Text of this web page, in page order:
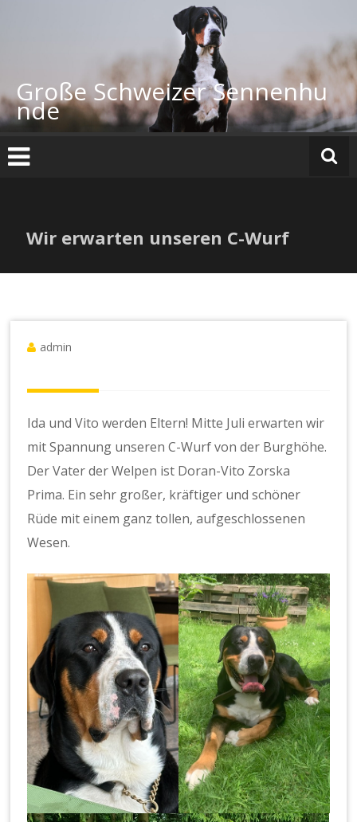
Große Schweizer Sennenhu
nde
Wir erwarten unseren C-Wurf
admin
Ida und Vito werden Eltern! Mitte Juli erwarten wir
mit Spannung unseren C-Wurf von der Burghöhe.
Der Vater der Welpen ist Doran-Vito Zorska
Prima. Ein sehr großer, kräftiger und schöner
Rüde mit einem ganz tollen, aufgeschlossenen
Wesen.